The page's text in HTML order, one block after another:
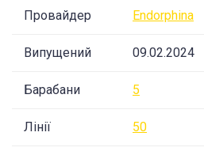
Провайдер Endorphina
Випущений 09.02.2024
Барабани 5
Лінії 50